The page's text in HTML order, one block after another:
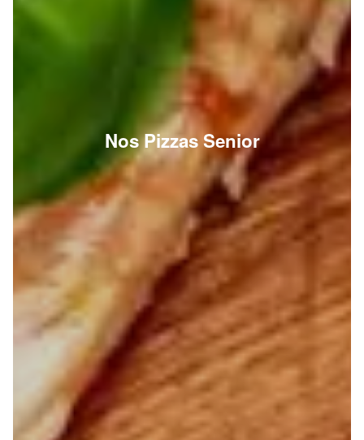
Nos Pizzas Senior